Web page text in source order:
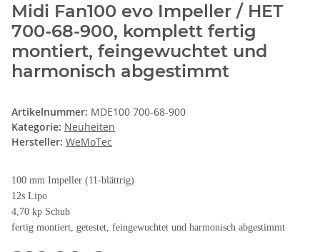
Midi Fan100 evo Impeller / HET
700-68-900, komplett fertig
montiert, feingewuchtet und
harmonisch abgestimmt
Artikelnummer: MDE100 700-68-900
Kategorie: Neuheiten
Hersteller: WeMoTec
100 mm Impeller (11-blättrig)
12s Lipo
4,70 kp Schub
fertig montiert, getestet, feingewuchtet und harmonisch abgestimmt